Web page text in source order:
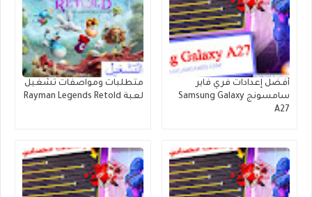
أفضل إعدادات فري فاير
سامسونج Samsung Galaxy
A27
متطلبات ومواصفات تشغيل
لعبة Rayman Legends Retold